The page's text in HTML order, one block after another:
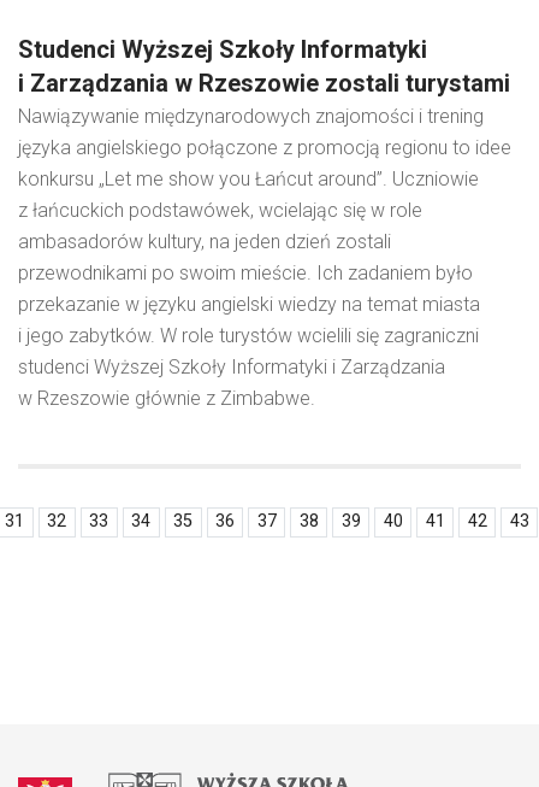
Studenci Wyższej Szkoły Informatyki
i Zarządzania w Rzeszowie zostali turystami
Nawiązywanie międzynarodowych znajomości i trening
języka angielskiego połączone z promocją regionu to idee
konkursu „Let me show you Łańcut around”. Uczniowie
z łańcuckich podstawówek, wcielając się w role
ambasadorów kultury, na jeden dzień zostali
przewodnikami po swoim mieście. Ich zadaniem było
przekazanie w języku angielski wiedzy na temat miasta
i jego zabytków. W role turystów wcielili się zagraniczni
studenci Wyższej Szkoły Informatyki i Zarządzania
w Rzeszowie głównie z Zimbabwe.
31 32 33 34 35 36 37 38 39 40 41 42 43